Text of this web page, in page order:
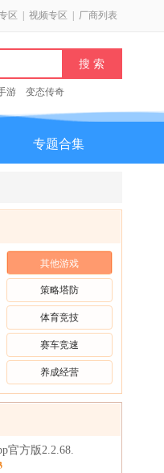
区 视频专区 厂商列表
游 变态传奇
专题合集
其他游戏
策略塔防
体育竞技
赛车竞速
养成经营
官方版2.2.68.